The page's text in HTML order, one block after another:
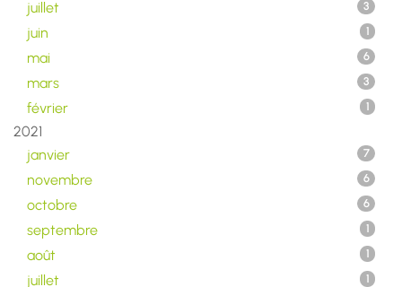
juillet 3
juin 1
mai 6
mars 3
février 1
2021
janvier
7
novembre 6
octobre 6
septembre 1
août 1
juillet 1